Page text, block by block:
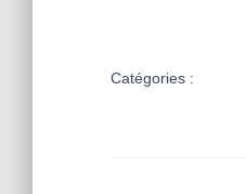
Catégories :